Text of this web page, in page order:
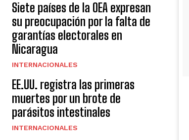
Siete países de la OEA expresan
su preocupación por la falta de
garantías electorales en
Nicaragua
INTERNACIONALES
EE.UU. registra las primeras
muertes por un brote de
parásitos intestinales
INTERNACIONALES